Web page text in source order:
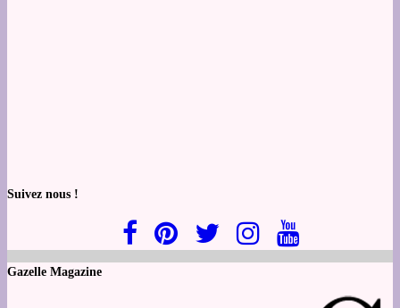
Suivez nous !
Gazelle Magazine